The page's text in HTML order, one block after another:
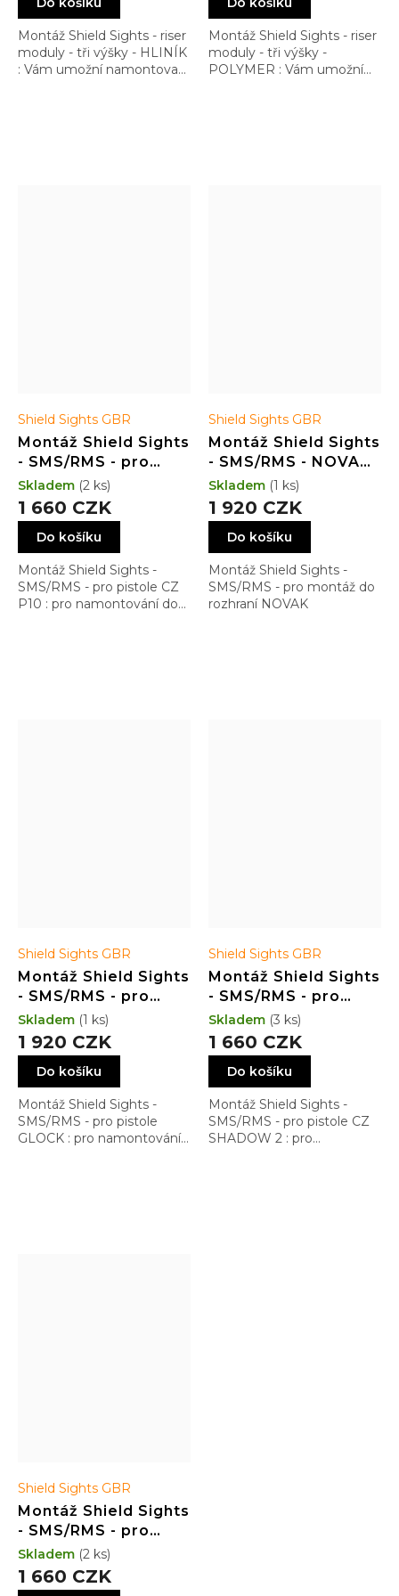
Montáž Shield Sights - riser
moduly - tři výšky - HLINÍK
: Vám umožní namontovat
Montáž Shield Sights - riser
moduly - tři výšky -
POLYMER : Vám umožní
Shield Sights GBR
Montáž Shield Sights
- SMS/RMS - pro
pistole CZ P10 -
Dovetail Low Profile
1 660 CZK
Do košíku
Montáž Shield Sights -
SMS/RMS - pro pistole CZ
P10 : pro namontování do
Skladem (2 ks)
Shield Sights GBR
Montáž Shield Sights
- SMS/RMS - NOVAK
cut
1 920 CZK
Do košíku
Montáž Shield Sights -
SMS/RMS - pro montáž do
rozhraní NOVAK
Skladem (1 ks)
Shield Sights GBR
Montáž Shield Sights
- SMS/RMS - pro
pistole GLOCK
1 920 CZK
Do košíku
Montáž Shield Sights -
SMS/RMS - pro pistole
GLOCK : pro namontování
Skladem (1 ks)
Shield Sights GBR
Montáž Shield Sights
- SMS/RMS - pro
pistole CZ SHADOW
2 - Dovetail Low
Profile
1 660 CZK
Do košíku
Montáž Shield Sights -
SMS/RMS - pro pistole CZ
SHADOW 2 : pro
Skladem (3 ks)
Shield Sights GBR
Montáž Shield Sights
- SMS/RMS - pro
pistole GLOCK 17/19
- Dovetail Low
Profile
1 660 CZK
Skladem (2 ks)